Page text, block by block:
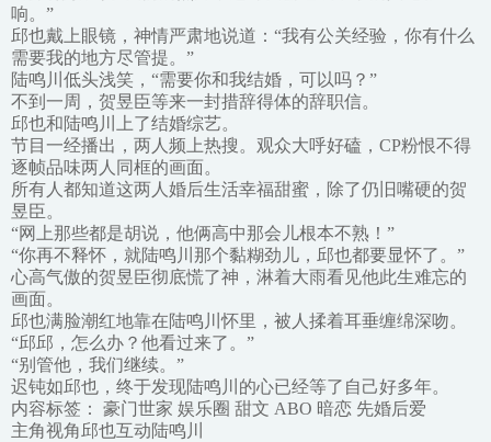
响。”
邱也戴上眼镜，神情严肃地说道：“我有公关经验，你有什么
需要我的地方尽管提。”
陆鸣川低头浅笑，“需要你和我结婚，可以吗？”
不到一周，贺昱臣等来一封措辞得体的辞职信。
邱也和陆鸣川上了结婚综艺。
节目一经播出，两人频上热搜。观众大呼好磕，CP粉恨不得
逐帧品味两人同框的画面。
所有人都知道这两人婚后生活幸福甜蜜，除了仍旧嘴硬的贺
昱臣。
“网上那些都是胡说，他俩高中那会儿根本不熟！”
“你再不释怀，就陆鸣川那个黏糊劲儿，邱也都要显怀了。”
心高气傲的贺昱臣彻底慌了神，淋着大雨看见他此生难忘的
画面。
邱也满脸潮红地靠在陆鸣川怀里，被人揉着耳垂缠绵深吻。
“邱邱，怎么办？他看过来了。”
“别管他，我们继续。”
迟钝如邱也，终于发现陆鸣川的心已经等了自己好多年。
内容标签： 豪门世家 娱乐圈 甜文 ABO 暗恋 先婚后爱
主角视角邱也互动陆鸣川